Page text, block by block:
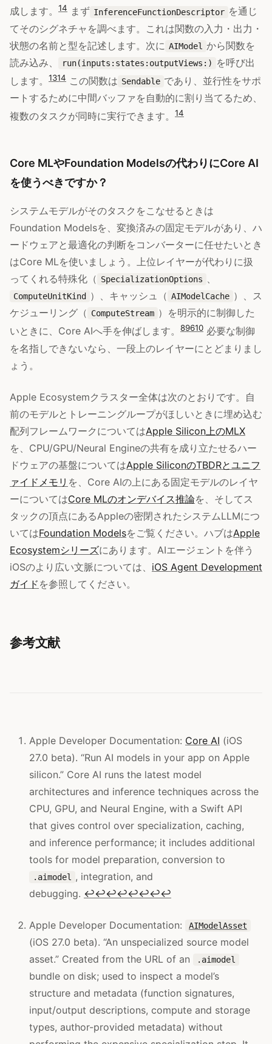
成します。
14 まず InferenceFunctionDescriptor を通じ
てそのシグネチャを調べます。これは関数の入力・出力・
状態の名前と型を記述します。次に AIModel から関数を
読み込み、
run(inputs:states:outputViews:)
を呼び出
します。
1314 この関数は Sendable であり、並行性をサポ
ートするために中間バッファを自動的に割り当てるため、
複数のタスクが同時に実行できます。
14
Core MLやFoundation Modelsの代わりにCore AI
を使うべきですか？
システムモデルがそのタスクをこなせるときは
Foundation Modelsを、変換済みの固定モデルがあり、ハ
ードウェアと最適化の判断をコンバーターに任せたいとき
はCore MLを使いましょう。上位レイヤーが代わりに扱
ってくれる特殊化（ SpecializationOptions 、
ComputeUnitKind ）、キャッシュ（ AIModelCache ）、ス
ケジューリング（ ComputeStream ）を明示的に制御した
いときに、Core AIへ手を伸ばします。
89610 必要な制御
を名指しできないなら、一段上のレイヤーにとどまりまし
ょう。
Apple Ecosystemクラスター全体は次のとおりです。自
前のモデルとトレーニングループがほしいときに埋め込む
配列フレームワークについてはApple Silicon上のMLX
を、CPU/GPU/Neural Engineの共有を成り立たせるハー
ドウェアの基盤についてはApple SiliconのTBDRとユニフ
ァイドメモリ を、Core AIの上にある固定モデルのレイヤ
ーについてはCore MLのオンデバイス推論を、そしてス
タックの頂点にあるAppleの密閉されたシステムLLMにつ
いてはFoundation Modelsをご覧ください。ハブはApple
Ecosystemシリーズにあります。AIエージェントを伴う
iOSのより広い文脈については、 iOS Agent Development
ガイド を参照してください。
参考文献
Apple Developer Documentation: Core AI (iOS
27.0 beta). “Run AI models in your app on Apple
silicon.” Core AI runs the latest model
architectures and inference techniques across the
CPU, GPU, and Neural Engine, with a Swift API
that gives control over specialization, caching,
and inference performance; it includes additional
tools for model preparation, conversion to
.aimodel
, integration, and
debugging. ↩↩↩↩↩↩↩↩
Apple Developer Documentation: AIModelAsset
(iOS 27.0 beta). “An unspecialized source model
asset.” Created from the URL of an
.aimodel
bundle on disk; used to inspect a model’s
structure and metadata (function signatures,
input/output descriptions, compute and storage
types, author-provided metadata) without